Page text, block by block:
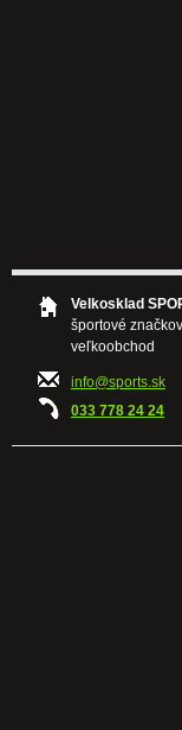
Velkosklad
športové
veľkoobchod
info@sports.sk
033 778 24 24